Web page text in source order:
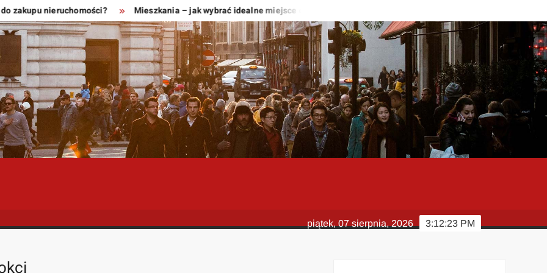
nieruchomości? Mieszkania – jak wybrać idealne miejsce do życia?
3:12:24 PM
piątek, 07 sierpnia, 2026